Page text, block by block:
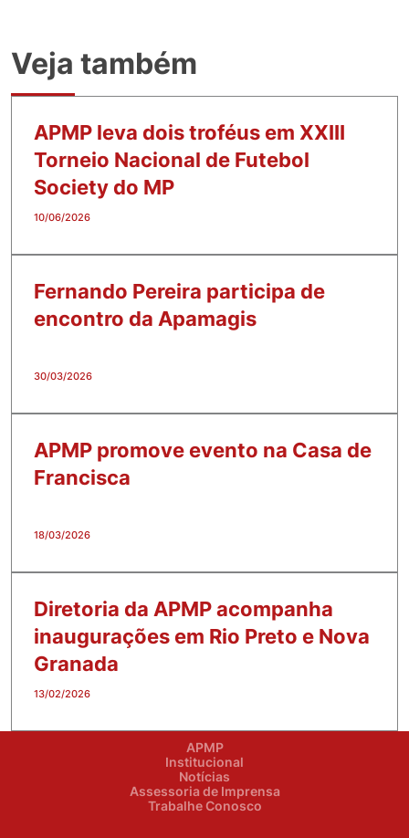
Veja também
APMP leva dois troféus em XXIII
Torneio Nacional de Futebol
Society do MP
10/06/2026
Fernando Pereira participa de
encontro da Apamagis
30/03/2026
APMP promove evento na Casa de
Francisca
18/03/2026
Diretoria da APMP acompanha
inaugurações em Rio Preto e Nova
Granada
13/02/2026
APMP
Institucional
Notícias
Assessoria de Imprensa
Trabalhe Conosco